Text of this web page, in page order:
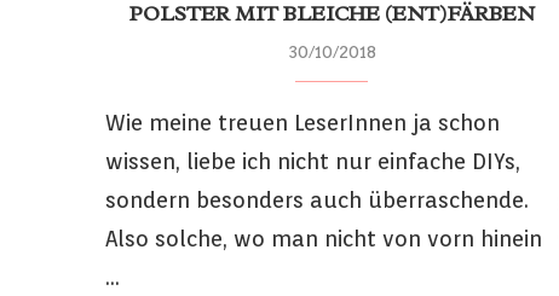
POLSTER MIT BLEICHE (ENT)FÄRBEN
30/10/2018
Wie meine treuen LeserInnen ja schon
wissen, liebe ich nicht nur einfache DIYs,
sondern besonders auch überraschende.
Also solche, wo man nicht von vorn hinein
…